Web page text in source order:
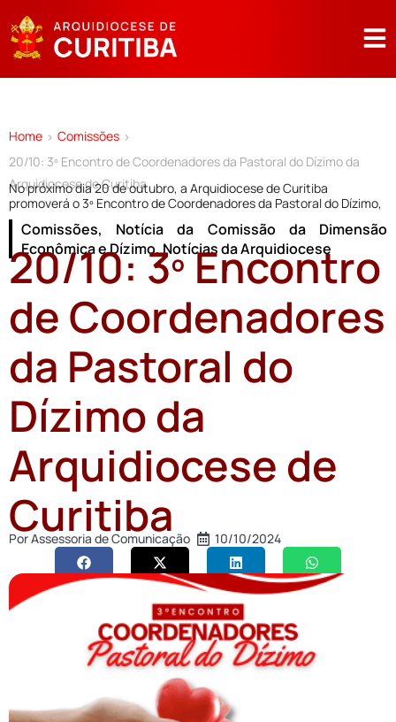
Home > Comissões >
20/10: 3º Encontro de Coordenadores da Pastoral do Dízimo da
Arquidiocese de Curitiba
No próximo dia 20 de outubro, a Arquidiocese de Curitiba
promoverá o 3º Encontro de Coordenadores da Pastoral do Dízimo,
Comissões, Notícia da Comissão da Dimensão
Econômica e Dízimo,Notícias da Arquidiocese
20/10: 3º Encontro
de Coordenadores
da Pastoral do
Dízimo da
Arquidiocese de
Curitiba
PorAssessoria de Comunicação 10/10/2024